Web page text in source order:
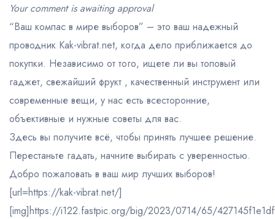
out
of
Your comment is awaiting approval
“Ваш компас в мире выборов” – это ваш надежный
проводник Kak-vibrat.net, когда дело приближается до
покупки. Независимо от того, ищете ли вы топовый
гаджет, свежайший фрукт , качественный инструмент или
современные вещи, у нас есть всесторонние,
объективные и нужные советы для вас.
Здесь вы получите всё, чтобы принять лучшее решение.
Перестаньте гадать, начните выбирать с уверенностью.
Добро пожаловать в ваш мир лучших выборов!
[url=https://kak-vibrat.net/]
[img]https://i122.fastpic.org/big/2023/0714/65/